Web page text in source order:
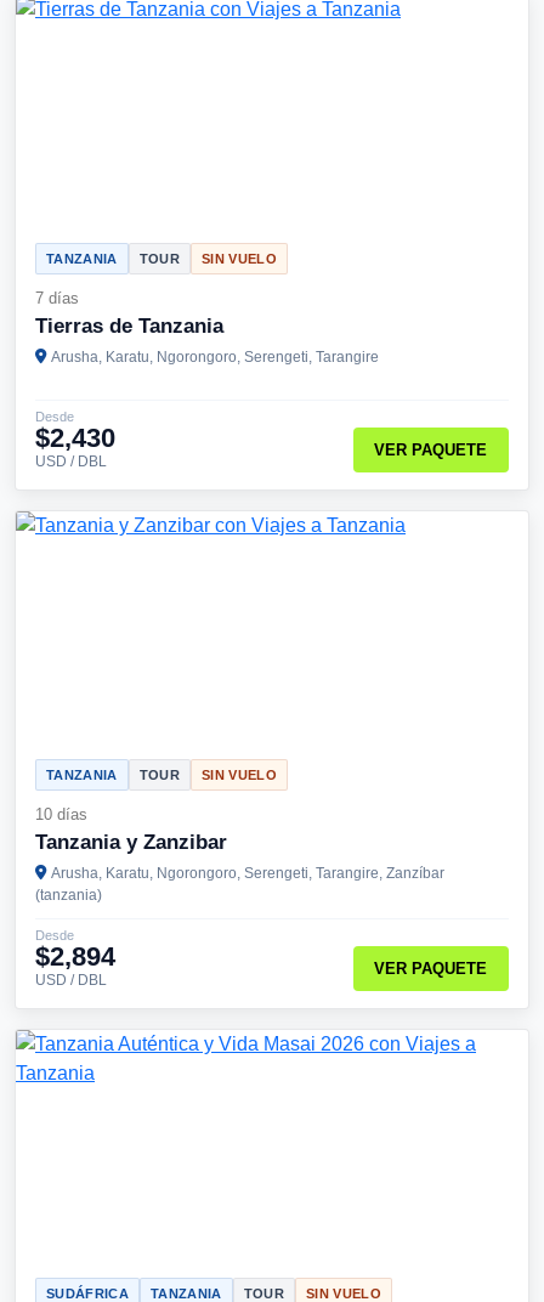
TANZANIA TOUR SIN VUELO
7 días
Tierras de Tanzania
Arusha, Karatu, Ngorongoro, Serengeti, Tarangire
Desde
$2,430
USD / DBL
VER PAQUETE
TANZANIA TOUR SIN VUELO
10 días
Tanzania y Zanzibar
Arusha, Karatu, Ngorongoro, Serengeti, Tarangire, Zanzíbar
(tanzania)
Desde
$2,894
USD / DBL
VER PAQUETE
SUDÁFRICA TANZANIA TOUR SIN VUELO